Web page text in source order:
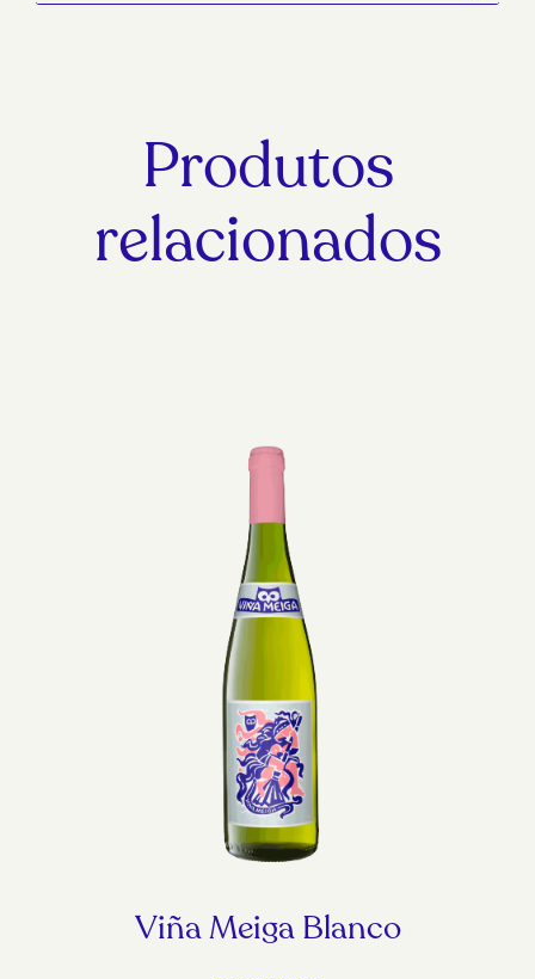
Produtos
relacionados
Viña Meiga Blanco